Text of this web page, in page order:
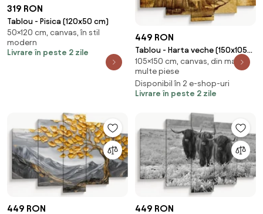
319 RON
Tablou - Pisica (120x50 cm)
50×120 cm, canvas, în stil
modern
Livrare în peste 2 zile
449 RON
Tablou - Harta veche (150x105
cm)
105×150 cm, canvas, din mai
multe piese
Disponibil în 2 e-shop-uri
Livrare în peste 2 zile
449 RON 449 RON